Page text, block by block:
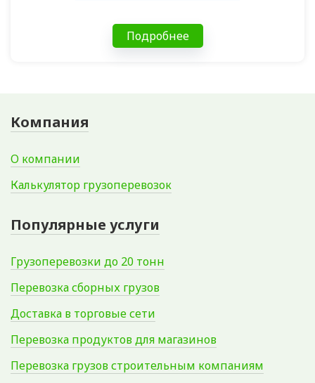
Подробнее
Компания
О компании
Калькулятор грузоперевозок
Популярные услуги
Грузоперевозки до 20 тонн
Перевозка сборных грузов
Доставка в торговые сети
Перевозка продуктов для магазинов
Перевозка грузов строительным компаниям